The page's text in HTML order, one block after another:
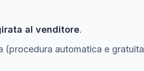
al venditore.
(procedura automatica e gratuita